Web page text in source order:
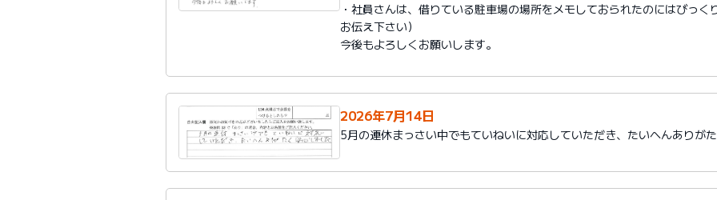
・社員さんは、借りている駐車場の場所をメモしておられたのにはびっく
お伝え下さい）
今後もよろしくお願いします。
2026年7月14日
5月の連休まっさい中でもていねいに対応していただき、たいへんありが